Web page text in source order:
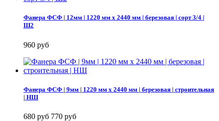
Фанера ФСФ | 12мм | 1220 мм х 2440 мм | березовая | сорт 3/4 |
Ш2
960 руб
Фанера ФСФ | 9мм | 1220 мм х 2440 мм | березовая | строительная
| НШ
680 руб 770 руб